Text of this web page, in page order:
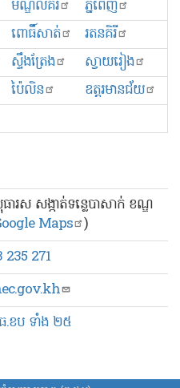
មណ្ឌលគិរី
ភ្នំពេញ
ពោធិ៍សាត់
រតនគិរី
ស្ទឹងត្រែង
ស្វាយរៀង
ប៉ៃលិន
ឧត្ដរមានជ័យ
ារស សង្កាត់ទន្លេបាសាក់ ខណ្ឌ
Maps )
235 271
ខប ទាំង ២៥